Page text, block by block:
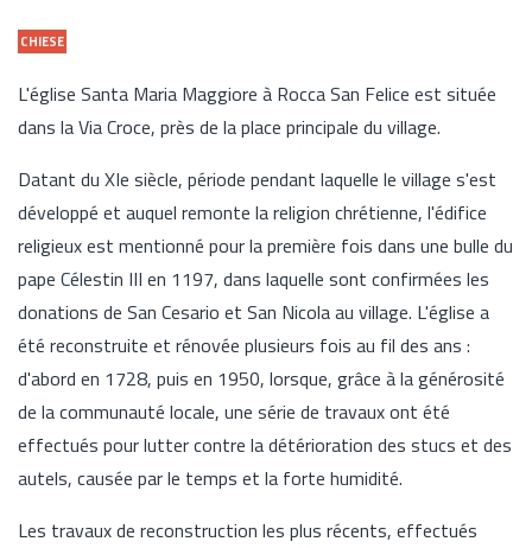
CHIESE
L'église Santa Maria Maggiore à Rocca San Felice est située
dans la Via Croce, près de la place principale du village.
Datant du XIe siècle, période pendant laquelle le village s'est
développé et auquel remonte la religion chrétienne, l'édifice
religieux est mentionné pour la première fois dans une bulle du
pape Célestin III en 1197, dans laquelle sont confirmées les
donations de San Cesario et San Nicola au village. L'église a
été reconstruite et rénovée plusieurs fois au fil des ans :
d'abord en 1728, puis en 1950, lorsque, grâce à la générosité
de la communauté locale, une série de travaux ont été
effectués pour lutter contre la détérioration des stucs et des
autels, causée par le temps et la forte humidité.
Les travaux de reconstruction les plus récents, effectués